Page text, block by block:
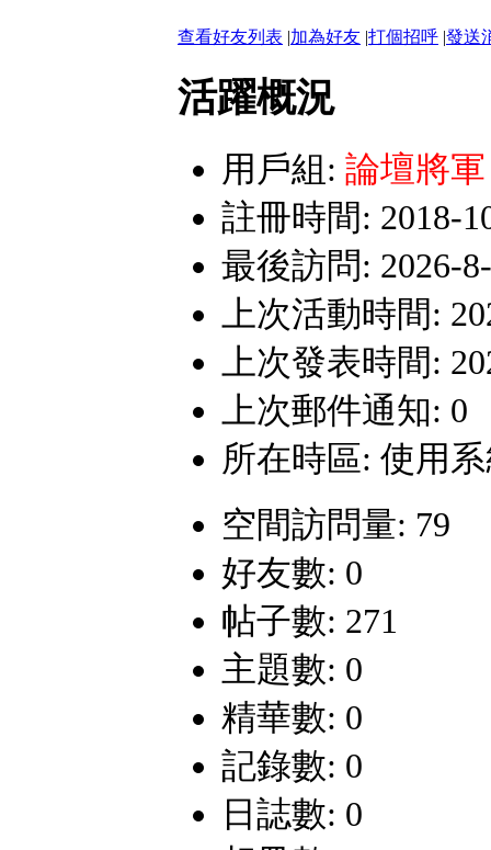
查看好友列表 |加為好友 |打個招呼 |發送
活躍概況
用戶組: 論壇將軍
註冊時間: 2018-
最後訪問: 2026-
上次活動時間:
上次發表時間:
上次郵件通知: 0
所在時區: 使用
空間訪問量: 79
好友數: 0
帖子數: 271
主題數: 0
精華數: 0
記錄數: 0
日誌數: 0